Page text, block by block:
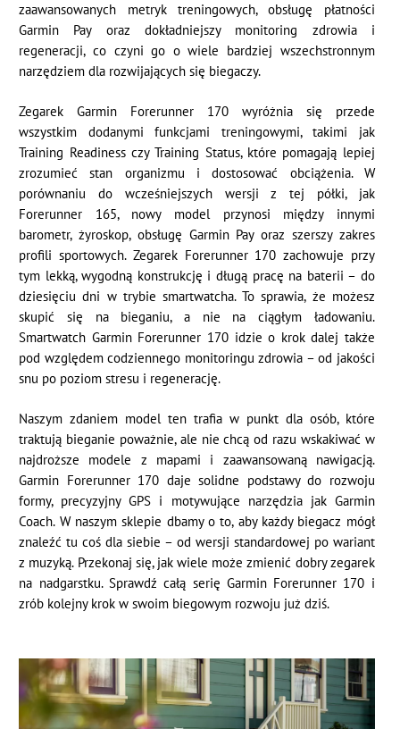
zaawansowanych metryk treningowych, obsługę płatności
Garmin Pay oraz dokładniejszy monitoring zdrowia i
regeneracji, co czyni go o wiele bardziej wszechstronnym
narzędziem dla rozwijających się biegaczy.
Zegarek Garmin Forerunner 170 wyróżnia się przede
wszystkim dodanymi funkcjami treningowymi, takimi jak
Training Readiness czy Training Status, które pomagają lepiej
zrozumieć stan organizmu i dostosować obciążenia. W
porównaniu do wcześniejszych wersji z tej półki, jak
Forerunner 165, nowy model przynosi między innymi
barometr, żyroskop, obsługę Garmin Pay oraz szerszy zakres
profili sportowych. Zegarek Forerunner 170 zachowuje przy
tym lekką, wygodną konstrukcję i długą pracę na baterii – do
dziesięciu dni w trybie smartwatcha. To sprawia, że możesz
skupić się na bieganiu, a nie na ciągłym ładowaniu.
Smartwatch Garmin Forerunner 170 idzie o krok dalej także
pod względem codziennego monitoringu zdrowia – od jakości
snu po poziom stresu i regenerację.
Naszym zdaniem model ten trafia w punkt dla osób, które
traktują bieganie poważnie, ale nie chcą od razu wskakiwać w
najdroższe modele z mapami i zaawansowaną nawigacją.
Garmin Forerunner 170 daje solidne podstawy do rozwoju
formy, precyzyjny GPS i motywujące narzędzia jak Garmin
Coach. W naszym sklepie dbamy o to, aby każdy biegacz mógł
znaleźć tu coś dla siebie – od wersji standardowej po wariant
z muzyką. Przekonaj się, jak wiele może zmienić dobry zegarek
na nadgarstku. Sprawdź całą serię Garmin Forerunner 170 i
zrób kolejny krok w swoim biegowym rozwoju już dziś.